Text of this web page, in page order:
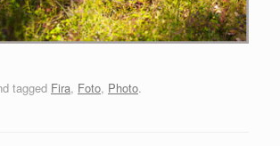
tagged Fira, Foto, Photo.